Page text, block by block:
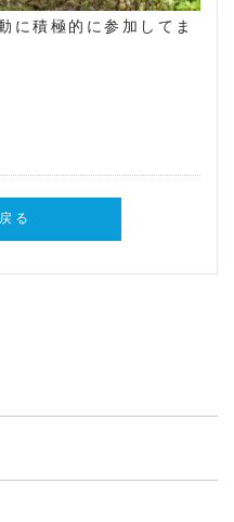
に積極的に参加してま
る